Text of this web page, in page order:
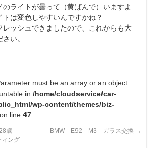
ライトが曇って（黄ばんで）いますよ
トは変色しやすいんですかね？
レッシュできましたので、これからも大
い。
must be an array or an object
in/home/cloudservice/car-
wp-content/themes/biz-
on line47
歳
ング
BMW E92 M3 ガラス交換 →